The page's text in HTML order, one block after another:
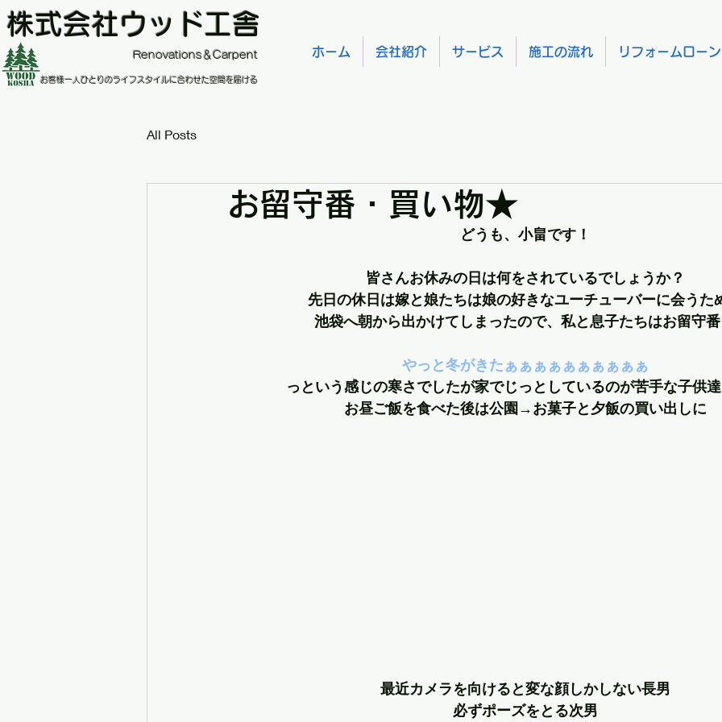
ホーム 会社紹介 サービス 施工の流れ リフォームローン
株式会社ウッド工舎
​Renovations＆Carpent
お客様一人ひとりのライフスタイルに合わせた空間を届ける
All Posts
お留守番・買い物★
どうも、小畠です！
皆さんお休みの日は何をされているでしょうか？
先日の休日は嫁と娘たちは娘の好きなユーチューバーに会うた
池袋へ朝から出かけてしまったので、私と息子たちはお留守
やっと冬がきたぁぁぁぁぁぁぁぁぁぁ
っという感じの寒さでしたが家でじっとしているのが苦手な子供
お昼ご飯を食べた後は公園→お菓子と夕飯の買い出しに
最近カメラを向けると変な顔しかしない長男
必ずポーズをとる次男